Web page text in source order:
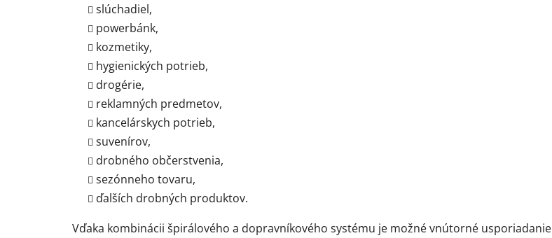
slúchadiel,
powerbánk,
kozmetiky,
hygienických potrieb,
drogérie,
reklamných predmetov,
kancelárskych potrieb,
suvenírov,
drobného občerstvenia,
sezónneho tovaru,
ďalších drobných produktov.
Vďaka kombinácii špirálového a dopravníkového systému je možné vnútorné usporiadanie